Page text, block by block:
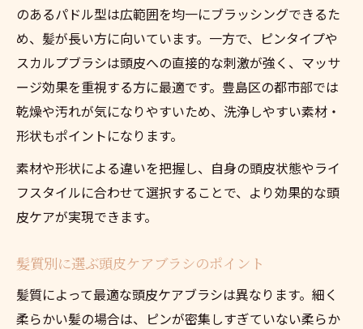
のあるパドル型は広範囲を均一にブラッシングできるた
め、髪が長い方に向いています。一方で、ピンタイプや
スカルプブラシは頭皮への直接的な刺激が強く、マッサ
ージ効果を重視する方に最適です。豊島区の都市部では
乾燥や汚れが気になりやすいため、洗浄しやすい素材・
形状もポイントになります。
素材や形状による違いを把握し、自身の頭皮状態やライ
フスタイルに合わせて選択することで、より効果的な頭
皮ケアが実現できます。
髪質別に選ぶ頭皮ケアブラシのポイント
髪質によって最適な頭皮ケアブラシは異なります。細く
柔らかい髪の場合は、ピンが密集しすぎていない柔らか